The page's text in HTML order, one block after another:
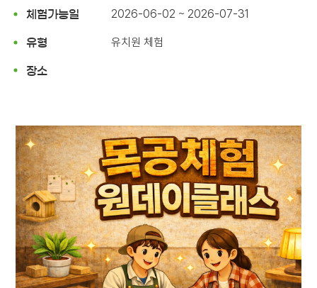
체험가능일 2026-06-02 ~ 2026-07-31
유형 유치원 체험
장소